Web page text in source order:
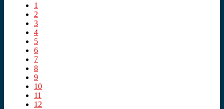
1
2
3
4
5
6
7
8
9
10
11
12